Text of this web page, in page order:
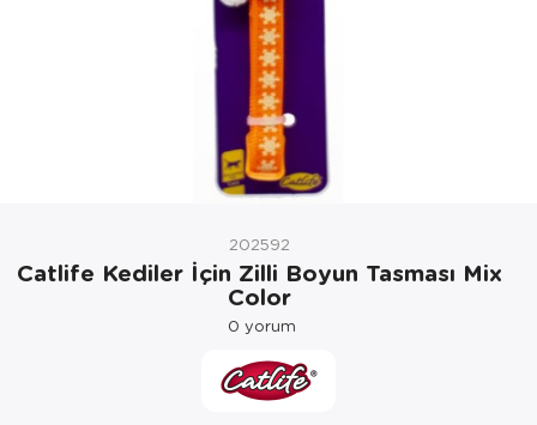
202592
Catlife Kediler İçin Zilli Boyun Tasması Mix
Color
0 yorum